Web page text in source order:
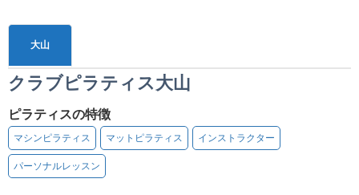
大山
クラブピラティス大山
ピラティスの特徴
マシンピラティス マットピラティス インストラクター
パーソナルレッスン